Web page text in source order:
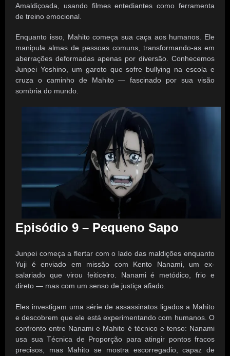
Amaldiçoada, usando filmes entediantes como ferramenta
de treino emocional.
Enquanto isso, Mahito começa sua caça aos humanos. Ele
manipula almas de pessoas comuns, transformando-as em
aberrações deformadas apenas por diversão. Conhecemos
Junpei Yoshino, um garoto que sofre bullying na escola e
cruza o caminho de Mahito — fascinado por sua visão
sombria do mundo.
Episódio 9 – Pequeno Sapo
Junpei começa a flertar com o lado das maldições enquanto
Yuji é enviado em missão com Kento Nanami, um ex-
salariado que virou feiticeiro. Nanami é metódico, frio e
direto — mas com um senso de justiça afiado.
Eles investigam uma série de assassinatos ligados a Mahito
e descobrem que ele está experimentando com humanos. O
confronto entre Nanami e Mahito é técnico e tenso: Nanami
usa sua Técnica de Proporção para atingir pontos fracos
precisos, mas Mahito se mostra escorregadio, capaz de